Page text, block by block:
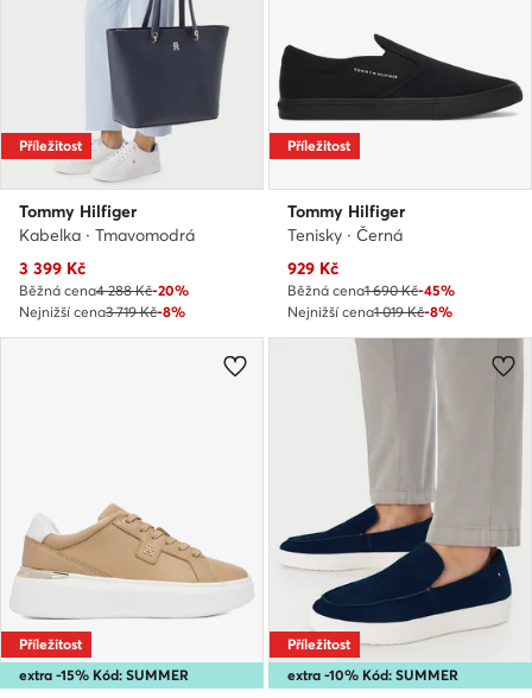
Příležitost
Tommy Hilfiger
Kabelka · Tmavomodrá
Aktuální cena
3 399 Kč
Běžná cena4 288 Kč-20%
Nejnižší cena3 719 Kč-8%
Příležitost
Tommy Hilfiger
Tenisky · Černá
Aktuální cena
929 Kč
Běžná cena1 690 Kč-45%
Nejnižší cena1 019 Kč-8%
extra -15% Kód: SUMMER
Příležitost
extra -10% Kód: SUMMER
Příležitost